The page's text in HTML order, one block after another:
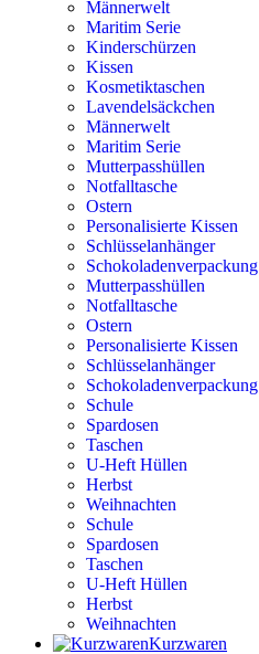
Männerwelt
Maritim Serie
Kinderschürzen
Kissen
Kosmetiktaschen
Lavendelsäckchen
Männerwelt
Maritim Serie
Mutterpasshüllen
Notfalltasche
Ostern
Personalisierte Kissen
Schlüsselanhänger
Schokoladenverpackung
Mutterpasshüllen
Notfalltasche
Ostern
Personalisierte Kissen
Schlüsselanhänger
Schokoladenverpackung
Schule
Spardosen
Taschen
U-Heft Hüllen
Herbst
Weihnachten
Schule
Spardosen
Taschen
U-Heft Hüllen
Herbst
Weihnachten
Kurzwaren